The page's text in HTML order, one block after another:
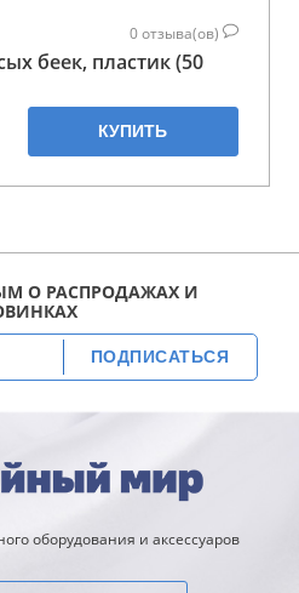
0отзыва(ов)
беек, пластик (50
КУПИТЬ
О РАСПРОДАЖАХ И
ПОДПИСАТЬСЯ
оборудования и аксессуаров